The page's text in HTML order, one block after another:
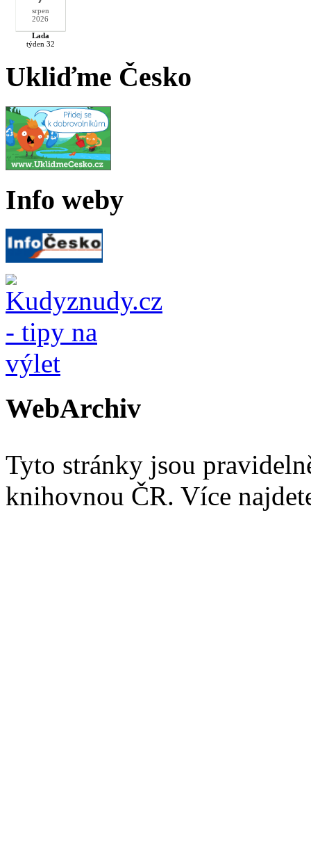
srpen
2026
Lada
týden 32
Ukliďme Česko
Info weby
WebArchiv
Tyto stránky jsou
knihovnou ČR. Více